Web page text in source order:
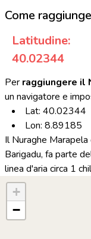
Come
Latitudine:
40.02344
Per raggiungere il
un navigatore e
Lat: 40.02344
Lon: 8.89185
Il Nuraghe
Barigadu, fa parte
linea d'aria circa 1
+
−